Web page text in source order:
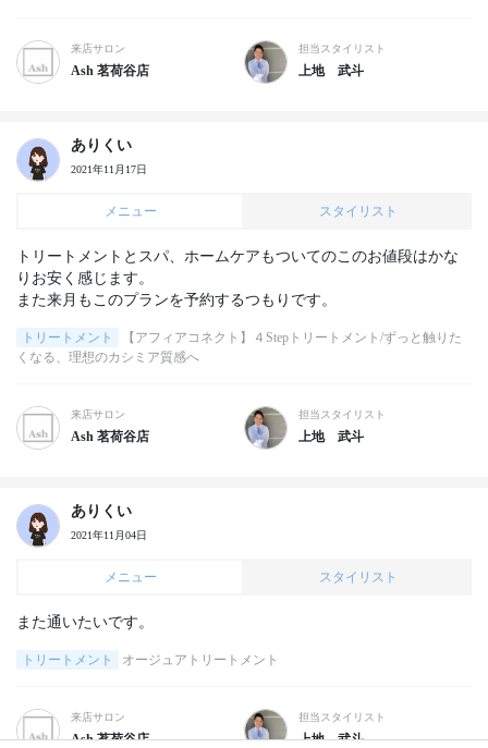
来店サロン
Ash 茗荷谷店
担当スタイリスト
上地 武斗
ありくい
2021年11月17日
メニュー スタイリスト
トリートメントとスパ、ホームケアもついてのこのお値段はかな
りお安く感じます。
また来月もこのプランを予約するつもりです。
トリートメント
【アフィアコネクト】４Stepトリートメント/ずっと触りた
くなる、理想のカシミア質感へ
来店サロン
Ash 茗荷谷店
担当スタイリスト
上地 武斗
ありくい
2021年11月04日
メニュー スタイリスト
また通いたいです。
トリートメント オージュアトリートメント
来店サロン
Ash 茗荷谷店
担当スタイリスト
上地 武斗